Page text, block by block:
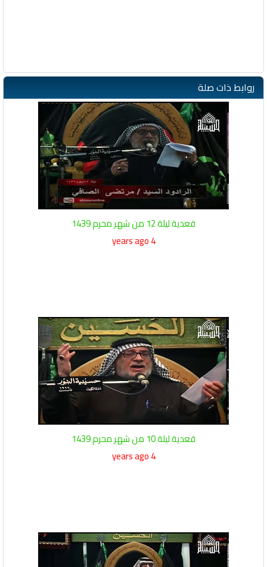
روابط ذات صلة
قعدية ليلة 12 من شهر محرم 1439
4 years ago
قعدية ليلة 10 من شهر محرم 1439
4 years ago